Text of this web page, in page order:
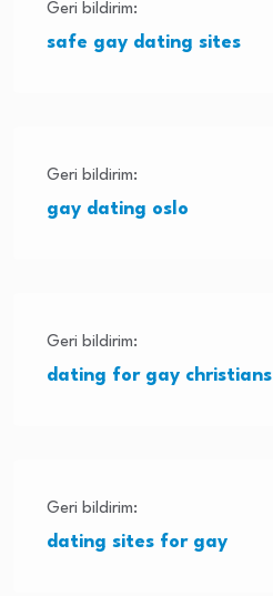
Geri bildirim:
safe gay dating sites
Geri bildirim:
gay dating oslo
Geri bildirim:
dating for gay christians
Geri bildirim:
dating sites for gay